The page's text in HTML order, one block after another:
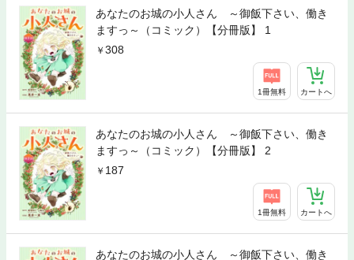
あなたのお城の小人さん ～御飯下さい、働き
ますっ～（コミック）【分冊版】 1
308
1冊無料 カートへ
あなたのお城の小人さん ～御飯下さい、働き
ますっ～（コミック）【分冊版】 2
187
1冊無料 カートへ
あなたのお城の小人さん ～御飯下さい、働き